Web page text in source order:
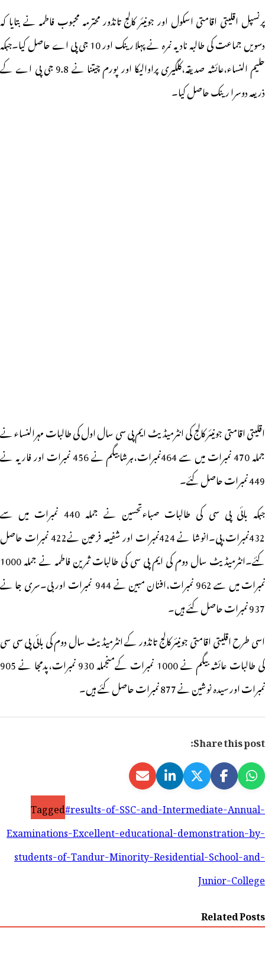
پرنسپل اقلیتی اقامتی اسکول اور جونیئر کالج تانڈور محترمہ محبوب فاطمہ نے بتایا کہ
دسویں جماعت کی طالبہ نادیہ نمرہ نے پہلا رینک اور 10 جی پی اے حاصل کیا۔جبکہ
حلیم النساء،عائشہ صدیقہ،کلگیری پراوالیکا اور پورم چیتنا نے 9.8 جی پی اے کے
ذریعہ دوسرا رینک حاصل کیا۔
اقلیتی اقامتی جونیئر کالج کی انٹرمیڈیٹ ایم پی سی سال اول کی طالبات مہرالنساء نے
جملہ 470 نمبرات میں سے 464نمبرات،ہرشابیگم نے 456 نمبرات اور فاریہ نے
449 نمبرات حاصل کئے۔
جبکہ بائی پی سی کی طالبات صباءتحسین نے جملہ 440 نمبرات میں سے
432نمبرات،پی۔انوشا نے 424نمبرات اور شفیعہ فرحین نے
422 نمبرات حاصل
کئے۔انٹرمیڈیٹ سال دوم کی ایم پی سی کی طالبات ثمرین فاطمہ نے جملہ 1000
نمبرات میں سے 962 نمبرات،افنان مبین نے 944 نمبرات اور بی۔سری جا نے
937 نمبرات حاصل کئے ہیں۔
اسی طرح اقلیتی اقامتی جونیئر کالج تانڈور کے انٹرمیڈیٹ سال دوم کی بائی پی سی سی
کی طالبات عائشہ بیگم نے 1000 نمبرات کےمنجملہ 930 نمبرات،پدمجا نے 905
نمبرات اور سیدہ نوشین نے 877 نمبرات حاصل کئے ہیں۔
Share this post:
Tagged#results-of-SSC-and-Intermediate-Annual-
Examinations-Excellent-educational-demonstration-by-
students-of-Tandur-Minority-Residential-School-and-
Junior-College
Related Posts